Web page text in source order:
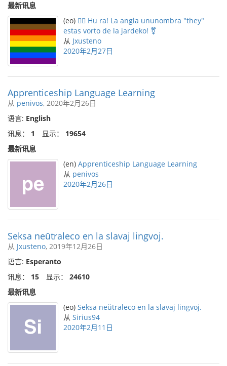
最新讯息
(eo) 🏳️‍🌈 Hu ra! La angla ununombra "they"
estas vorto de la jardeko! ⚧️
从 Jxusteno
2020年2月27日
Apprenticeship Language Learning
从 penivos, 2020年2月26日
语言: English
讯息： 1 显示： 19654
最新讯息
(en) Apprenticeship Language Learning
从 penivos
2020年2月26日
Seksa neŭtraleco en la slavaj lingvoj.
从 Jxusteno, 2019年12月26日
语言: Esperanto
讯息： 15 显示： 24610
最新讯息
(eo) Seksa neŭtraleco en la slavaj lingvoj.
从 Sirius94
2020年2月11日